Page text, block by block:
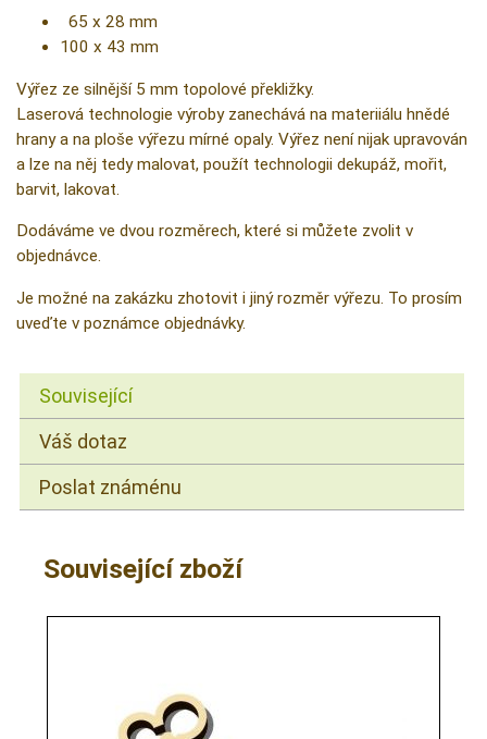
65 x 28 mm
100 x 43 mm
Výřez ze silnější 5 mm topolové překližky.
Laserová technologie výroby zanechává na materiiálu hnědé
hrany a na ploše výřezu mírné opaly. Výřez není nijak upravován
a lze na něj tedy malovat, použít technologii dekupáž, mořit,
barvit, lakovat.
Dodáváme ve dvou rozměrech, které si můžete zvolit v
objednávce.
Je možné na zakázku zhotovit i jiný rozměr výřezu. To prosím
uveďte v poznámce objednávky.
Související
Váš dotaz
Poslat známénu
Související zboží